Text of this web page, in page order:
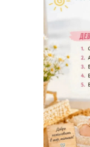
// Мы
Фото: